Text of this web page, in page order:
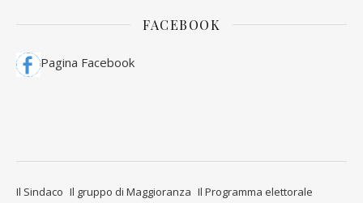
FACEBOOK
Pagina Facebook
Il Sindaco Il gruppo di Maggioranza Il Programma elettorale